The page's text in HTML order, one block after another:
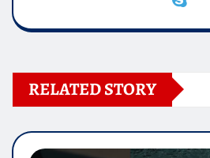
RELATED STORY